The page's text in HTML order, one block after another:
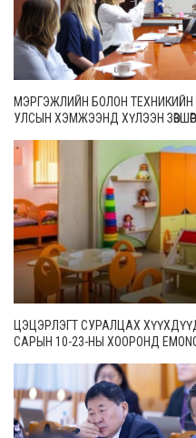
МЭРГЭЖЛИЙН БОЛОН ТЕХНИКИЙН
УЛСЫН ХЭМЖЭЭНД ХҮЛЭЭН
ЦЭЦЭРЛЭГТ СУРАЛЦАХ
САРЫН 10-23-НЫ ХООРОНД